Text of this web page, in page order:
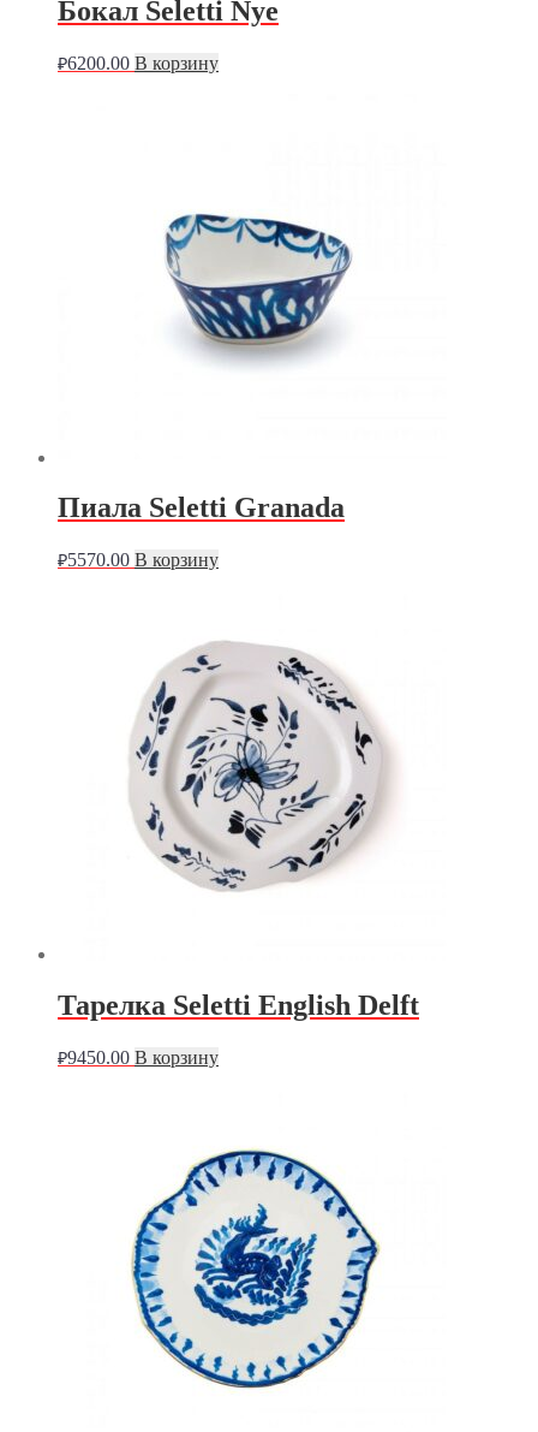
Бокал Seletti Nye
₽6200.00 В корзину
Пиала Seletti Granada
₽5570.00 В корзину
Тарелка Seletti English Delft
₽9450.00 В корзину